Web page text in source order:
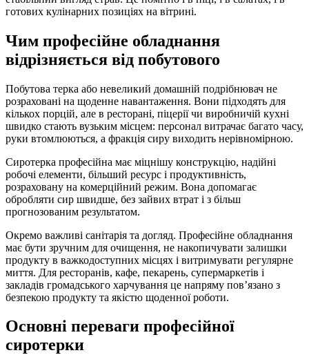
готових кулінарних позиціях на вітрині.
Чим професійне обладнання
відрізняється від побутового
Побутова терка або невеликий домашній подрібнювач не
розраховані на щоденне навантаження. Вони підходять для
кількох порцій, але в ресторані, піцерії чи виробничій кухні
швидко стають вузьким місцем: персонал витрачає багато часу,
руки втомлюються, а фракція сиру виходить нерівномірною.
Сиротерка професійна має міцнішу конструкцію, надійні
робочі елементи, більший ресурс і продуктивність,
розраховану на комерційний режим. Вона допомагає
обробляти сир швидше, без зайвих втрат і з більш
прогнозованим результатом.
Окремо важливі санітарія та догляд. Професійне обладнання
має бути зручним для очищення, не накопичувати залишки
продукту в важкодоступних місцях і витримувати регулярне
миття. Для ресторанів, кафе, пекарень, супермаркетів і
закладів громадського харчування це напряму пов’язано з
безпекою продукту та якістю щоденної роботи.
Основні переваги професійної
сиротерки